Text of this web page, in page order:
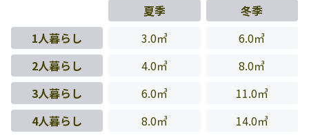
夏季
冬季
1人暮らし
3.0㎥
6.0㎥
2人暮らし
4.0㎥
8.0㎥
3人暮らし
6.0㎥
11.0㎥
4人暮らし
8.0㎥ 14.0㎥